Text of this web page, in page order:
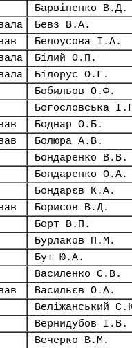
Барвіненко В.Д.
Бевз В.А.
Белоусова І.А.
Білий О.П.
Білорус О.Г.
Бобильов О.Ф.
Богословська
Боднар О.Б.
Болюра А.В.
Бондаренко В.В.
Бондаренко О.А.
Бондарєв К.А.
Борисов В.Д.
Борт В.П.
Бурлаков П.М.
Бут Ю.А.
Василенко С.В.
Васильєв О.А.
Веліжанський
Вернидубов І.В.
Вечерко В.М.